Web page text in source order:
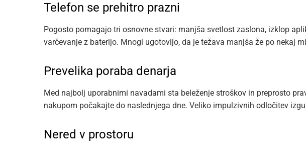
Telefon se prehitro prazni
Pogosto pomagajo tri osnovne stvari: manjša svetlost zaslona, izklop
varčevanje z baterijo. Mnogi ugotovijo, da je težava manjša že po nekaj
Prevelika poraba denarja
Med najbolj uporabnimi navadami sta beleženje stroškov in preprosto
nakupom počakajte do naslednjega dne. Veliko impulzivnih odločitev
Nered v prostoru